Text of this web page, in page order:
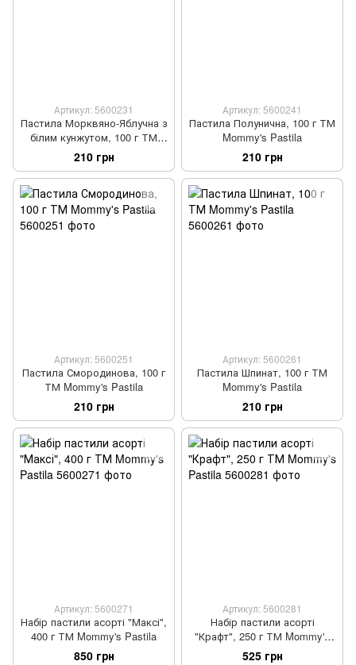
Артикул: 5600231
Пастила Морквяно-Яблучна з
білим кунжутом, 100 г ТМ
Mommy's Pastila
210 грн
Артикул: 5600241
Пастила Полунична, 100 г ТМ
Mommy's Pastila
210 грн
Артикул: 5600251
Пастила Смородинова, 100 г
ТМ Mommy's Pastila
210 грн
Артикул: 5600261
Пастила Шпинат, 100 г ТМ
Mommy's Pastila
210 грн
Артикул: 5600271
Набір пастили асорті "Максі",
400 г ТМ Mommy's Pastila
850 грн
Артикул: 5600281
Набір пастили асорті
"Крафт", 250 г ТМ Mommy's
Pastila
525 грн